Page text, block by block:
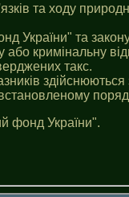
та ходу
України" та
кримінальну
такс.
фонд України".